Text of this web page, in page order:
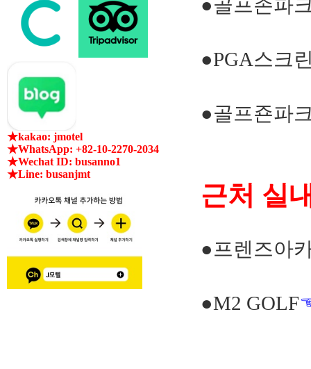
★kakao: jmotel
★WhatsApp: +82-10-2270-2034
★Wechat ID: busanno1
★Line: busanjmt
●골프존파
●PGA스크
●골프죤파
근처 실
●프렌즈아
●M2 GOLF